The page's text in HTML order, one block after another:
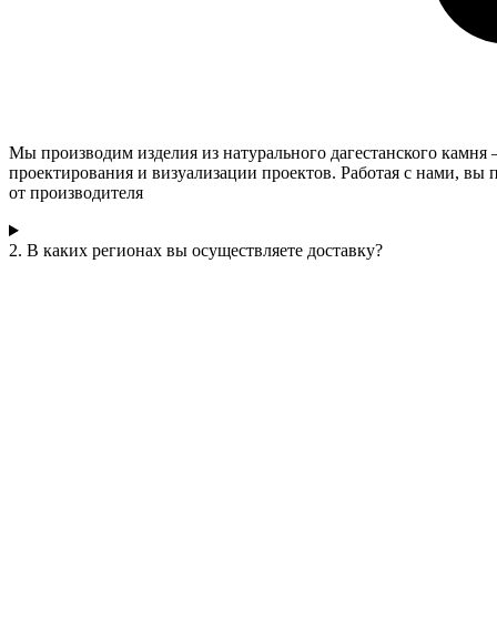
Мы производим изделия из натурального дагестанского
проектирования и визуализации проектов. Работая с нами,
от производителя
2. В каких регионах вы осуществляете доставку?